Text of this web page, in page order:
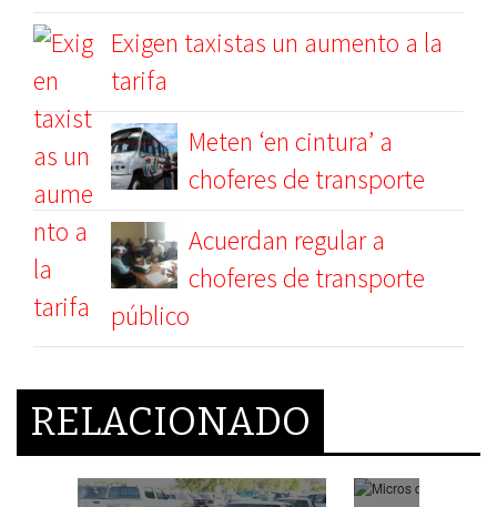
Exigen taxistas un aumento a la
tarifa
Meten ‘en cintura’ a
choferes de transporte
Acuerdan regular a
choferes de transporte
público
RELACIONADO